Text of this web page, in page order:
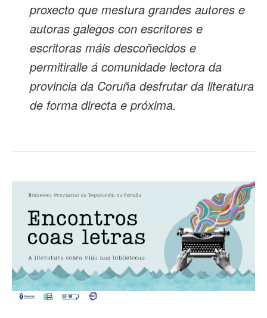
proxecto que mestura grandes autores e
autoras galegos con escritores e
escritoras máis descoñecidos e
permitiralle á comunidade lectora da
provincia da Coruña desfrutar da literatura
de forma directa e próxima.